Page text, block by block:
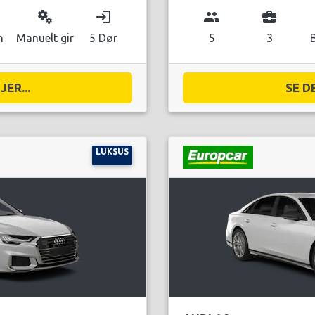
miscellaneous_services
Manuelt gir
login
5 Dør
group
5
business_center
3
SE
LUKSUS